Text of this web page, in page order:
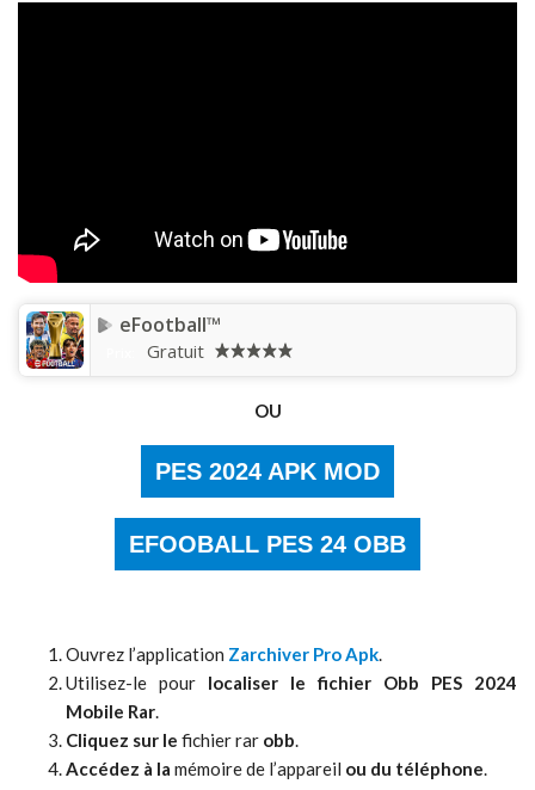
eFootball™
Gratuit
OU
PES 2024 APK MOD
EFOOBALL PES 24 OBB
Ouvrez l’application Zarchiver Pro Apk.
Utilisez-le pour localiser le fichier Obb PES 2024
Mobile Rar.
Cliquez sur le fichier rar obb.
Accédez à la mémoire de l’appareil ou du téléphone.